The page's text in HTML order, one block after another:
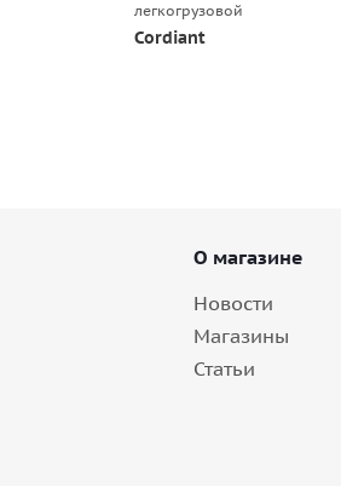
легкогрузовой
Cordiant
О магазине
Новости
Магазины
Статьи